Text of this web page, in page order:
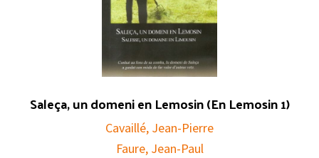
Saleça, un domeni en Lemosin (En Lemosin 1)
Cavaillé, Jean-Pierre
Faure, Jean-Paul